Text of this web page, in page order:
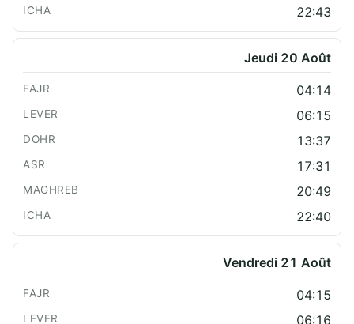
22:43
Jeudi 20 Août
04:14
06:15
13:37
17:31
20:49
22:40
Vendredi 21 Août
04:15
06:16